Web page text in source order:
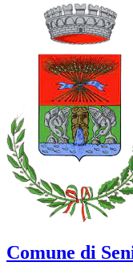
Comune di